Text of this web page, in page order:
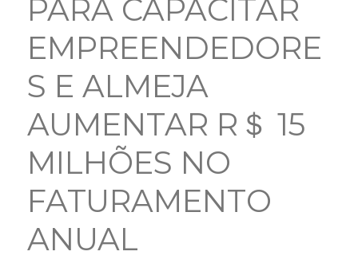
PARA CAPACITAR
EMPREENDEDORE
S E ALMEJA
AUMENTAR R＄ 15
MILHÕES NO
FATURAMENTO
ANUAL